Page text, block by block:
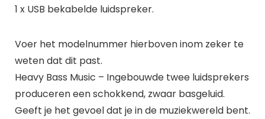
1 x USB bekabelde luidspreker.
Voer het modelnummer hierboven inom zeker te
weten dat dit past.
Heavy Bass Music – Ingebouwde twee luidsprekers
produceren een schokkend, zwaar basgeluid.
Geeft je het gevoel dat je in de muziekwereld bent.